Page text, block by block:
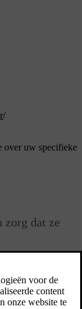
/
over uw specifieke
zorg dat ze